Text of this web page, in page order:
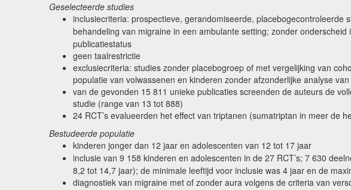
Geselecteerde studies
inclusiecriteria: prospectieve, gerandomiseerde,
behandeling van migraine in een ambulante setting; zonder
publicatiestatus
geen taalrestrictie
exclusiecriteria: studies zonder placebogroep of met vergelijking van
populatie van volwassenen en kinderen zonder afzonderlijke analyse
van de gevonden 15 811 unieke publicaties screenden de auteurs de
studie (range van 13 tot 888)
24 RCT’s evalueerden het effect van triptanen (sumatriptan in meer de
Bestudeerde populatie
kinderen jonger dan 12 jaar en adolescenten van 12 tot 17 jaar
inclusie van 9 158 kinderen en adolescenten in de 27 RCT’s; 7 630
8,2 tot 14,7 jaar); de minimale leeftijd voor inclusie was 4 jaar en de
diagnostiek van migraine met of zonder aura volgens de criteria van